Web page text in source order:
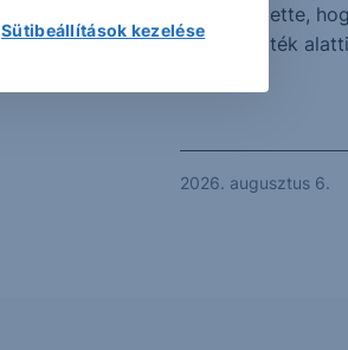
megerősítette,
szerinti érték
2026. augusztus 6.
Sütibeállítások kezelése